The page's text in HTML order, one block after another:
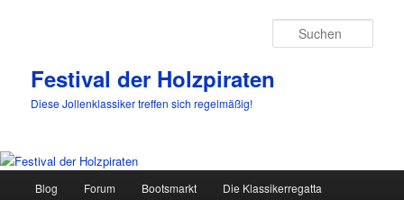
Festival der Holzpiraten
Diese Jollenklassiker treffen sich regelmäßig!
Zum
Blog Forum Bootsmarkt Die Klassikerregatta